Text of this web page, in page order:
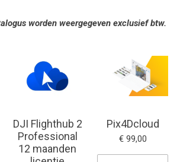
worden weergegeven exclusief btw.
DJI Flighthub 2
Professional
12 maanden
Pix4Dcloud
€ 99,00